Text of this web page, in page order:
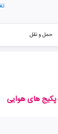
حمل و نقل
پکیج های هوایی